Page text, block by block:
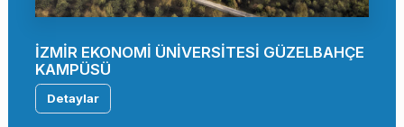
İZMİR EKONOMİ ÜNİVERSİTESİ GÜZELBAHÇE
KAMPÜSÜ
Detaylar